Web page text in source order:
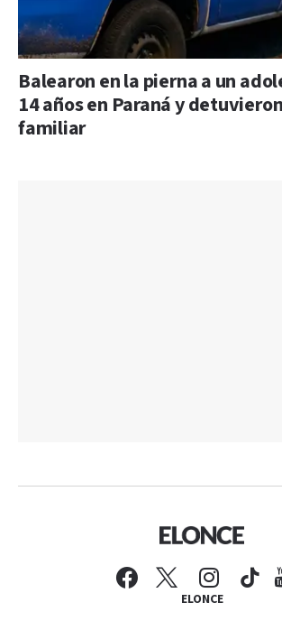
Balearon en la pierna a un
14 años en Paraná y
familiar
ELONCE